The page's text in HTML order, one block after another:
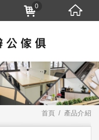
首頁 產品介紹
0